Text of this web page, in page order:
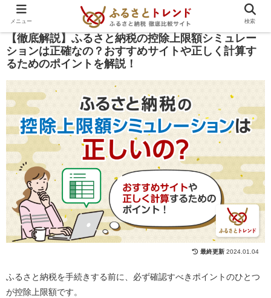
PR
【徹底解説】ふるさと納税の控除上限額シミュレー
ションは正確なの？おすすめサイトや正しく計算す
るためのポイントを解説！
2024.01.04
ふるさと納税を手続きする前に、必ず確認すべきポイントのひとつ
が控除上限額です。
メニュー 検索